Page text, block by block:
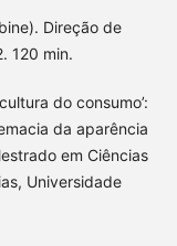
Direção de
120 min.
do consumo’:
da aparência
em Ciências
Universidade